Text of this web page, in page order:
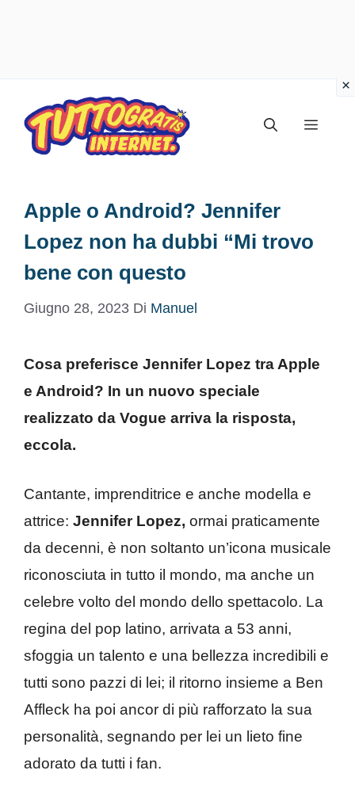
contenuto
Menu
Apple o Android? Jennifer
Lopez non ha dubbi “Mi trovo
bene con questo
Giugno 28, 2023 Di Manuel
Cosa preferisce Jennifer Lopez tra Apple
e Android? In un nuovo speciale
realizzato da Vogue arriva la risposta,
eccola.
Cantante, imprenditrice e anche modella e
attrice: Jennifer Lopez, ormai praticamente
da decenni, è non soltanto un’icona musicale
riconosciuta in tutto il mondo, ma anche un
celebre volto del mondo dello spettacolo. La
regina del pop latino, arrivata a 53 anni,
sfoggia un talento e una bellezza incredibili e
tutti sono pazzi di lei; il ritorno insieme a Ben
Affleck ha poi ancor di più rafforzato la sua
personalità, segnando per lei un lieto fine
adorato da tutti i fan.